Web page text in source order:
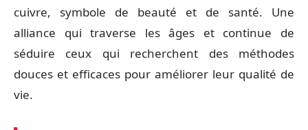
cuivre, symbole de beauté et de santé. Une
alliance qui traverse les âges et continue de
séduire ceux qui recherchent des méthodes
douces et efficaces pour améliorer leur qualité de
vie.